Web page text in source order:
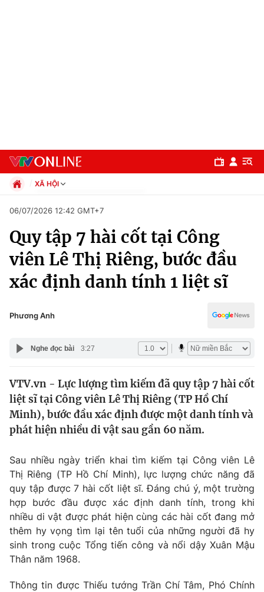
Chuyên mục
Chính trị
Thế giới
Tin tức
Câu chuyện quốc tế
Kinh tế
Tài chính
Thị trường
Góc doanh nghiệp
Dữ liệu và đời sống
Truyền hình
Phim VTV
Hậu trường
Nhân vật
Giải trí
Điện ảnh
Âm nhạc
XÃ HỘI
Xã hội
Pháp luật
Kinh tế
Thể thao
Truyền hình
Văn hóa - Giải trí
Giáo dục
06/07/2026 12:42 GMT+7
Quy tập 7 hài cốt tại Công
viên Lê Thị Riêng, bước đầu
xác định danh tính 1 liệt sĩ
Phương Anh
Nghe đọc bài 3:27
VTV.vn - Lực lượng tìm kiếm đã quy tập 7 hài cốt
liệt sĩ tại Công viên Lê Thị Riêng (TP Hồ Chí
Minh), bước đầu xác định được một danh tính và
phát hiện nhiều di vật sau gần 60 năm.
Sau nhiều ngày triển khai tìm kiếm tại Công viên Lê
Thị Riêng (TP Hồ Chí Minh), lực lượng chức năng đã
quy tập được 7 hài cốt liệt sĩ. Đáng chú ý, một trường
hợp bước đầu được xác định danh tính, trong khi
nhiều di vật được phát hiện cùng các hài cốt đang mở
thêm hy vọng tìm lại tên tuổi của những người đã hy
sinh trong cuộc Tổng tiến công và nổi dậy Xuân Mậu
Thân năm 1968.
Thông tin được Thiếu tướng Trần Chí Tâm, Phó Chính